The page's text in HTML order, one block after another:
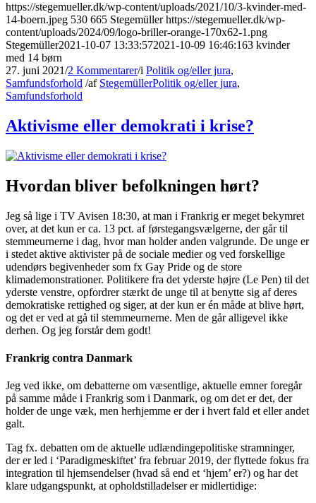
https://stegemueller.dk/wp-content/uploads/2021/10/3-kvinder-med-
14-boern.jpeg 530 665 Stegemüller https://stegemueller.dk/wp-
content/uploads/2024/09/logo-briller-orange-170x62-1.png
Stegemüller2021-10-07 13:33:572021-10-09 16:46:163 kvinder
med 14 børn
27. juni 2021/2 Kommentarer/i Politik og/eller jura,
Samfundsforhold /af StegemüllerPolitik og/eller jura,
Samfundsforhold
Aktivisme eller demokrati i krise?
Hvordan bliver befolkningen hørt?
Jeg så lige i TV Avisen 18:30, at man i Frankrig er meget bekymret
over, at det kun er ca. 13 pct. af førstegangsvælgerne, der går til
stemmeurnerne i dag, hvor man holder anden valgrunde. De unge er
i stedet aktive aktivister på de sociale medier og ved forskellige
udendørs begivenheder som fx Gay Pride og de store
klimademonstrationer. Politikere fra det yderste højre (Le Pen) til det
yderste venstre, opfordrer stærkt de unge til at benytte sig af deres
demokratiske rettighed og siger, at der kun er én måde at blive hørt,
og det er ved at gå til stemmeurnerne. Men de går alligevel ikke
derhen. Og jeg forstår dem godt!
Frankrig contra Danmark
Jeg ved ikke, om debatterne om væsentlige, aktuelle emner foregår
på samme måde i Frankrig som i Danmark, og om det er det, der
holder de unge væk, men herhjemme er der i hvert fald et eller andet
galt.
Tag fx. debatten om de aktuelle udlændingepolitiske stramninger,
der er led i ‘Paradigmeskiftet’ fra februar 2019, der flyttede fokus fra
integration til hjemsendelser (hvad så end et ‘hjem’ er?) og har det
klare udgangspunkt, at opholdstilladelser er midlertidige: